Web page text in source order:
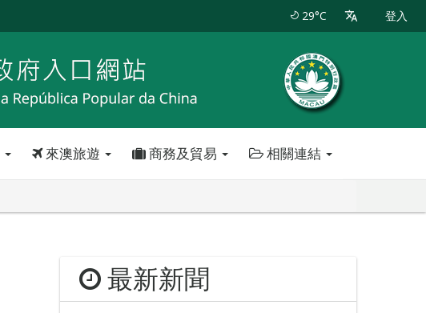
29°C 登入
來澳旅遊 商務及貿易 相關連結
最新新聞